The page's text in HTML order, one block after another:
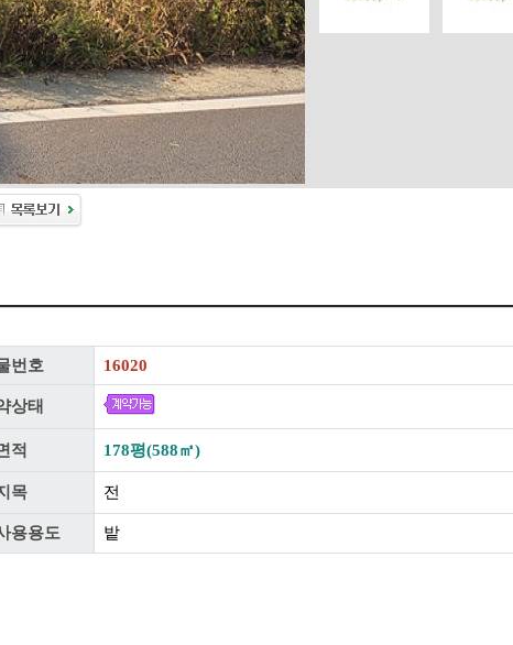
번호 16020
상태
적 178평(588㎡)
목 전
용용도 밭